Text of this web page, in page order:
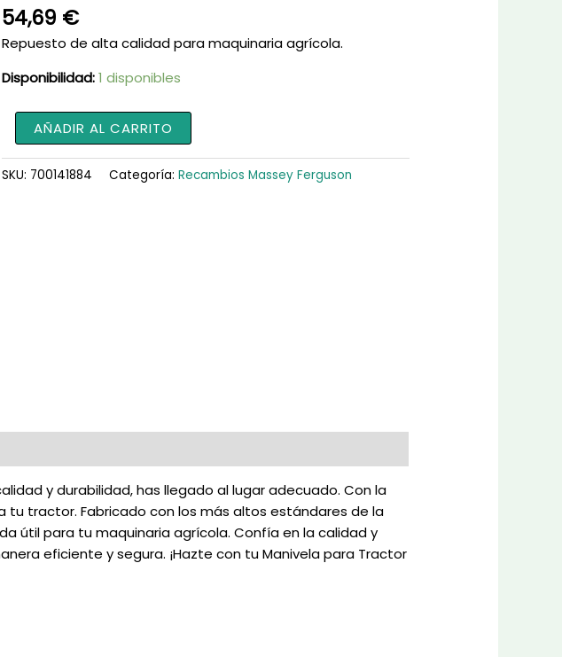
54,69 €
Repuesto de alta calidad para maquinaria agrícola.
Disponibilidad:1 disponibles
Manivela
para
Tractor
700141884
AÑADIR AL CARRITO
SKU: 700141884 Categoría: Recambios Massey Ferguson
y durabilidad, has llegado al lugar adecuado. Con la
tu tractor. Fabricado con los más altos estándares de la
útil para tu maquinaria agrícola. Confía en la calidad y
eficiente y segura. ¡Hazte con tu Manivela para Tractor